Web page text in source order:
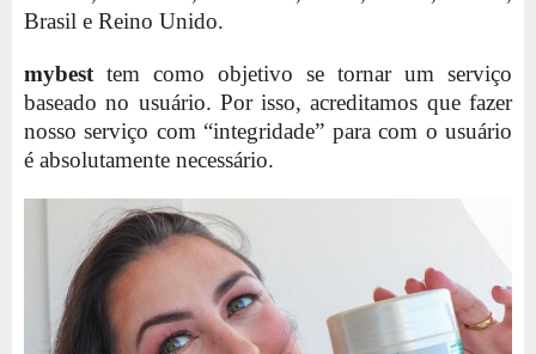
Brasil e Reino Unido.
mybest tem como objetivo se tornar um serviço
baseado no usuário. Por isso, acreditamos que fazer
nosso serviço com “integridade” para com o usuário
é absolutamente necessário.